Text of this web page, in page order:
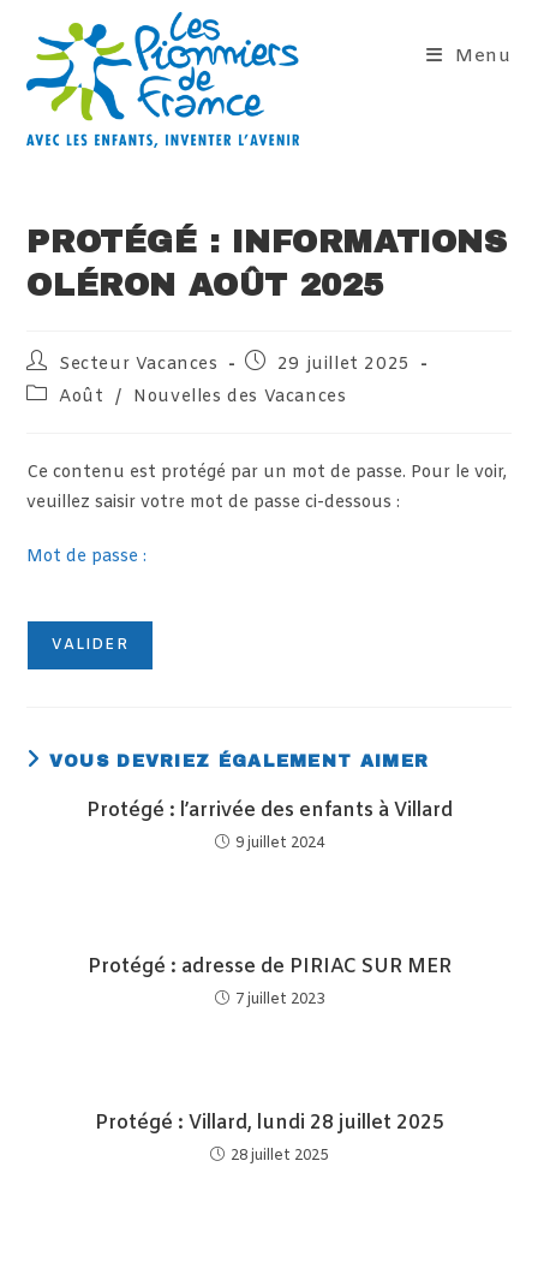
content
Menu
PROTÉGÉ : INFORMATIONS
OLÉRON AOÛT 2025
Auteur/autrice
de
la
Secteur Vacances
Publication
29 juillet 2025
PostAoût / Nouvelles des Vacances
Ce contenu est protégé par un mot de passe. Pour le voir,
veuillez saisir votre mot de passe ci-dessous :
Mot de passe :
VOUS DEVRIEZ ÉGALEMENT AIMER
Protégé : l’arrivée des enfants à Villard
9 juillet 2024
Protégé : adresse de PIRIAC SUR MER
7 juillet 2023
Protégé : Villard, lundi 28 juillet 2025
28 juillet 2025